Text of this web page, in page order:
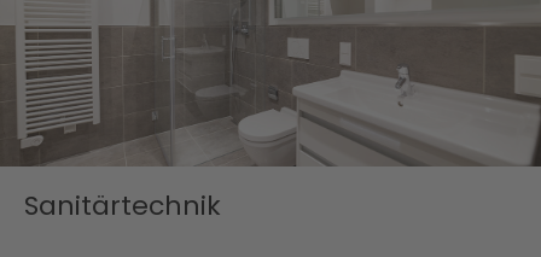
Sanitärtechnik